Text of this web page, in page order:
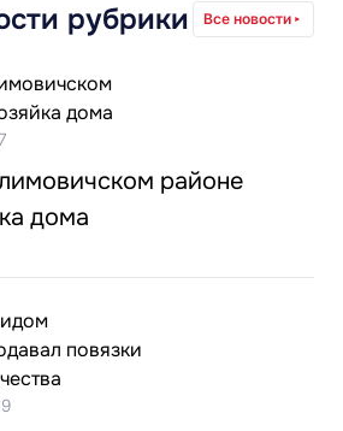
рубрики Все новости
районе
дома